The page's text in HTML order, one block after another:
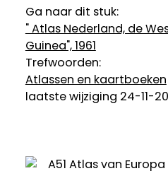
Ga naar dit stuk:
" Atlas Nederland, de
Guinea", 1961
Trefwoorden:
Atlassen en kaartboeken
laatste wijziging 24-11-